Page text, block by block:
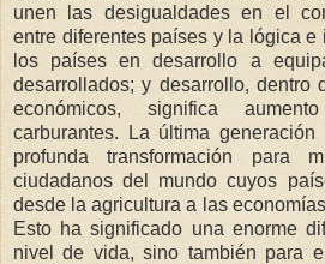
unen las desigualdades en el
entre diferentes países y la lógica
los países en desarrollo a
desarrollados; y desarrollo, dentro
económicos, significa
carburantes. La última
profunda transformación para
ciudadanos del mundo cuyos
desde la agricultura a las
Esto ha significado una enorme
nivel de vida, sino también para